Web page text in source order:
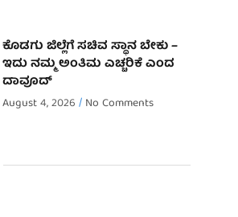
ಕೊಡಗು ಜಿಲ್ಲೆಗೆ ಸಚಿವ ಸ್ಥಾನ ಬೇಕು –
ಇದು ನಮ್ಮ ಅಂತಿಮ ಎಚ್ಚರಿಕೆ ಎಂದ
ದಾವೂದ್ ‌
August 4, 2026 No Comments